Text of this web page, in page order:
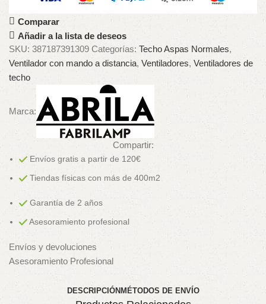
Comparar
Añadir a la lista de deseos
SKU: 387187391309 Categorías: Techo Aspas Normales,
Ventilador con mando a distancia, Ventiladores, Ventiladores de
techo
Marca:
Compartir:
Envíos gratis a partir de 120€
Tiendas físicas con más de 400m2
Garantía de 2 años
Asesoramiento profesional
Envíos y devoluciones
Asesoramiento Profesional
DESCRIPCIÓN MÉTODOS DE ENVÍO